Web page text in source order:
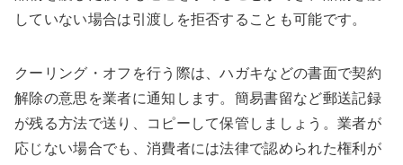
していない場合は引渡しを拒否することも可能です。
クーリング・オフを行う際は、ハガキなどの書面で契約
解除の意思を業者に通知します。簡易書留など郵送記録
が残る方法で送り、コピーして保管しましょう。業者が
応じない場合でも、消費者には法律で認められた権利が